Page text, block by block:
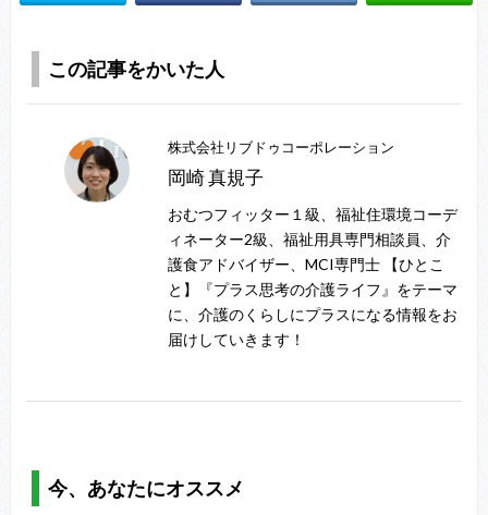
この記事をかいた人
株式会社リブドゥコーポレーション
岡崎 真規子
おむつフィッター１級、福祉住環境コーデ
ィネーター2級、福祉用具専門相談員、介
護食アドバイザー、MCI専門士 【ひとこ
と】『プラス思考の介護ライフ』をテーマ
に、介護のくらしにプラスになる情報をお
届けしていきます！
今、あなたにオススメ